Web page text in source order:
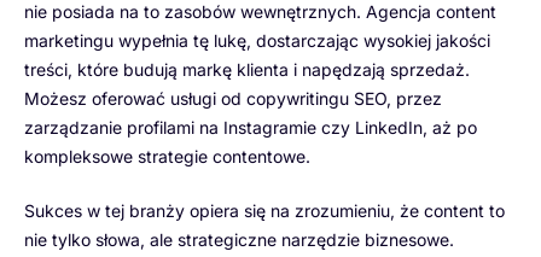
nie posiada na to zasobów wewnętrznych. Agencja content
marketingu wypełnia tę lukę, dostarczając wysokiej jakości
treści, które budują markę klienta i napędzają sprzedaż.
Możesz oferować usługi od copywritingu SEO, przez
zarządzanie profilami na Instagramie czy LinkedIn, aż po
kompleksowe strategie contentowe.
Sukces w tej branży opiera się na zrozumieniu, że content to
nie tylko słowa, ale strategiczne narzędzie biznesowe.